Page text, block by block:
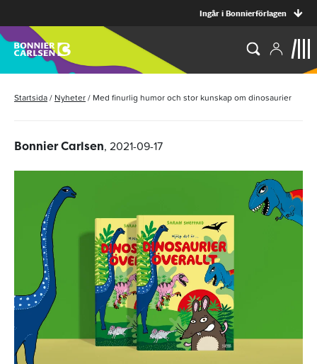
Ingår i Bonnierförlagen
Startsida/ Nyheter/ Med finurlig humor och stor kunskap om dinosaurier
Bonnier Carlsen, 2021-09-17